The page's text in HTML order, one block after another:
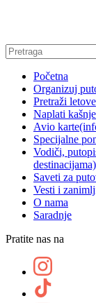
Početna
Organizuj
Pretraži letove
Naplati
Avio karte
Specijalne
Vodiči,
destinacijama)
Saveti za
Vesti i
O nama
Saradnje
Pratite nas na